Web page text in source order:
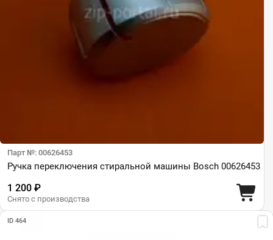
Парт №: 00626453
Ручка переключения стиральной машины Bosch 00626453
1 200 ₽
Снято с производства
ID 464